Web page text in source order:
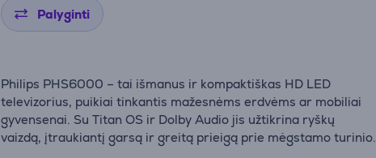
Palyginti
Philips PHS6000 – tai išmanus ir kompaktiškas HD LED
televizorius, puikiai tinkantis mažesnėms erdvėms ar mobiliai
gyvensenai. Su Titan OS ir Dolby Audio jis užtikrina ryškų
vaizdą, įtraukiantį garsą ir greitą prieigą prie mėgstamo turinio.